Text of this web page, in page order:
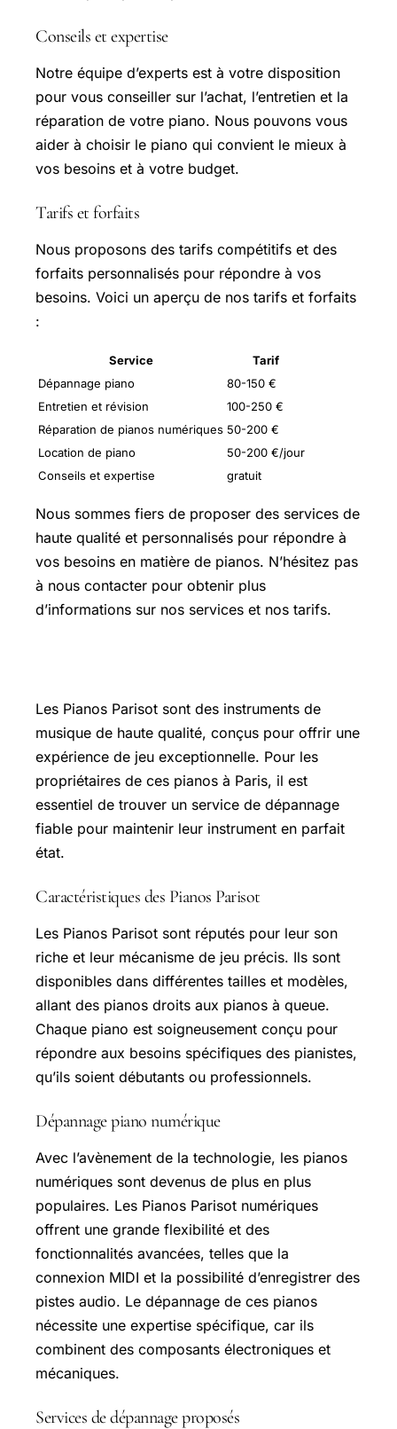
Conseils et expertise
Notre équipe d’experts est à votre disposition
pour vous conseiller sur l’achat, l’entretien et la
réparation de votre piano. Nous pouvons vous
aider à choisir le piano qui convient le mieux à
vos besoins et à votre budget.
Tarifs et forfaits
Nous proposons des tarifs compétitifs et des
forfaits personnalisés pour répondre à vos
besoins. Voici un aperçu de nos tarifs et forfaits
:
Service
Tarif
Dépannage piano
80-150 €
Entretien et révision
100-250 €
Réparation de pianos numériques 50-200 €
Location de piano
50-200 €/jour
Conseils et expertise
gratuit
Nous sommes fiers de proposer des services de
haute qualité et personnalisés pour répondre à
vos besoins en matière de pianos. N’hésitez pas
à nous contacter pour obtenir plus
d’informations sur nos services et nos tarifs.
Les Pianos Parisot sont des instruments de
musique de haute qualité, conçus pour offrir une
expérience de jeu exceptionnelle. Pour les
propriétaires de ces pianos à Paris, il est
essentiel de trouver un service de dépannage
fiable pour maintenir leur instrument en parfait
état.
Caractéristiques des Pianos Parisot
Les Pianos Parisot sont réputés pour leur son
riche et leur mécanisme de jeu précis. Ils sont
disponibles dans différentes tailles et modèles,
allant des pianos droits aux pianos à queue.
Chaque piano est soigneusement conçu pour
répondre aux besoins spécifiques des pianistes,
qu’ils soient débutants ou professionnels.
Dépannage piano numérique
Avec l’avènement de la technologie, les pianos
numériques sont devenus de plus en plus
populaires. Les Pianos Parisot numériques
offrent une grande flexibilité et des
fonctionnalités avancées, telles que la
connexion MIDI et la possibilité d’enregistrer des
pistes audio. Le dépannage de ces pianos
nécessite une expertise spécifique, car ils
combinent des composants électroniques et
mécaniques.
Services de dépannage proposés